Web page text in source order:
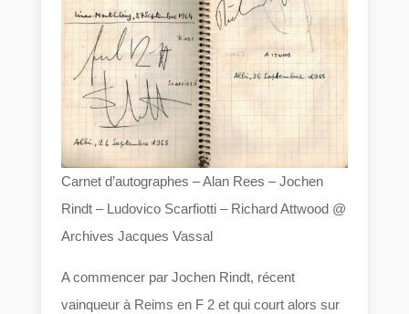
Carnet d’autographes – Alan Rees – Jochen
Rindt – Ludovico Scarfiotti – Richard Attwood @
Archives Jacques Vassal
A commencer par Jochen Rindt, récent
vainqueur à Reims en F 2 et qui court alors sur